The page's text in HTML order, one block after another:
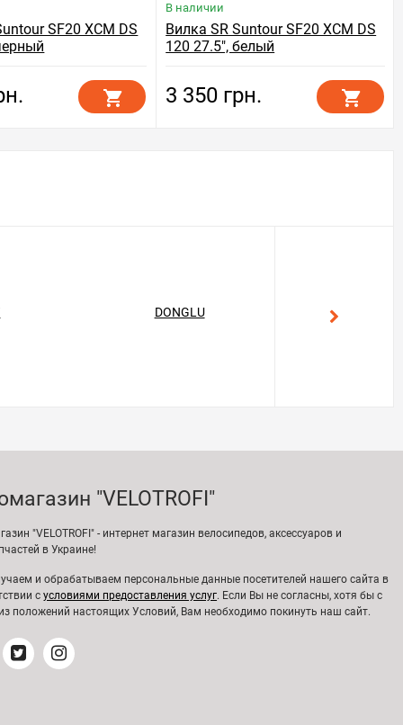
SF20 XCM DS
В наличии
Вилка SR Suntour SF20 XCM DS
120 27.5", белый
3 350 грн.
DONGLU
"VELOTROFI"
"VELOTROFI" - интернет магазин велосипедов, аксессуаров и
в Украине!
и обрабатываем персональные данные посетителей нашего сайта в
сусловиями предоставления услуг. Если Вы не согласны, хотя бы с
положений настоящих Условий, Вам необходимо покинуть наш сайт.